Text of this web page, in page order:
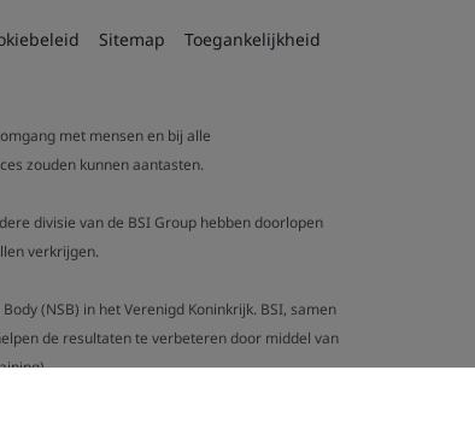
Sitemap Toegankelijkheid
met mensen en bij alle
zouden kunnen aantasten.
divisie van de BSI Group hebben doorlopen
verkrijgen.
(NSB) in het Verenigd Koninkrijk. BSI, samen
de resultaten te verbeteren door middel van